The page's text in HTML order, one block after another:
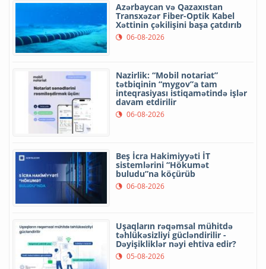
Azərbaycan və Qazaxıstan
Transxəzər Fiber-Optik Kabel
Xəttinin çəkilişini başa çatdırıb
06-08-2026
Nazirlik: “Mobil notariat”
tətbiqinin “mygov”a tam
inteqrasiyası istiqamətində işlər
davam etdirilir
06-08-2026
Beş İcra Hakimiyyəti İT
sistemlərini “Hökumət
buludu”na köçürüb
06-08-2026
Uşaqların rəqəmsal mühitdə
təhlükəsizliyi gücləndirilir -
Dəyişikliklər nəyi ehtiva edir?
05-08-2026